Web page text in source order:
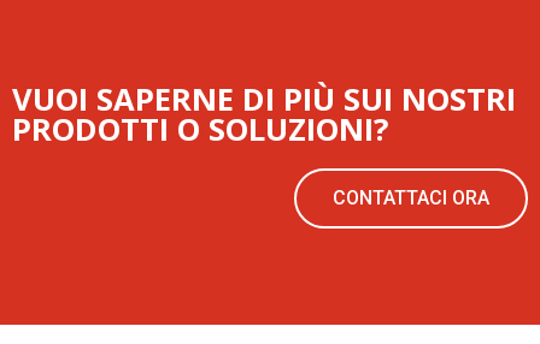
VUOI SAPERNE DI PIÙ SUI NOSTRI
PRODOTTI O SOLUZIONI?
CONTATTACI ORA